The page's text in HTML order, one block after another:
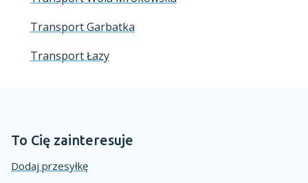
Transport Garbatka
Transport Łazy
To Cię zainteresuje
Dodaj przesyłkę